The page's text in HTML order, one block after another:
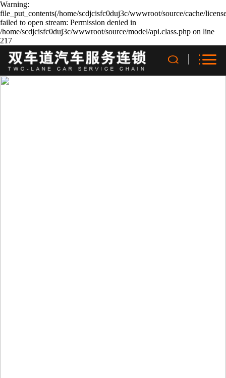
Warning:
file_put_contents(/home/scdjcisfc0duj3c/wwwroot/source/cache/
failed to open stream: Permission denied in
/home/scdjcisfc0duj3c/wwwroot/source/model/api.class.php on line
217